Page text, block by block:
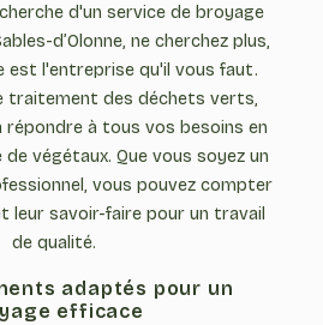
d'un service de broyage
d’Olonne, ne cherchez plus,
est l'entreprise qu'il vous faut.
traitement des déchets verts,
à tous vos besoins en
végétaux. Que vous soyez un
vous pouvez compter
leur savoir-faire pour un travail
de qualité.
adaptés pour un
efficace